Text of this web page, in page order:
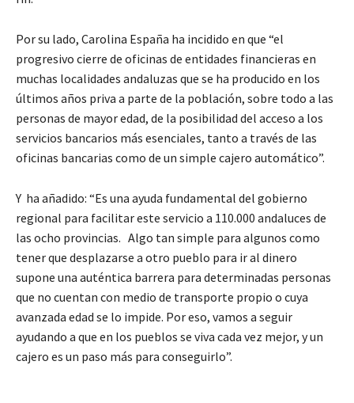
Por su lado, Carolina España ha incidido en que “el
progresivo cierre de oficinas de entidades financieras en
muchas localidades andaluzas que se ha producido en los
últimos años priva a parte de la población, sobre todo a las
personas de mayor edad, de la posibilidad del acceso a los
servicios bancarios más esenciales, tanto a través de las
oficinas bancarias como de un simple cajero automático”.
Y ha añadido: “Es una ayuda fundamental del gobierno
regional para facilitar este servicio a 110.000 andaluces de
las ocho provincias. Algo tan simple para algunos como
tener que desplazarse a otro pueblo para ir al dinero
supone una auténtica barrera para determinadas personas
que no cuentan con medio de transporte propio o cuya
avanzada edad se lo impide. Por eso, vamos a seguir
ayudando a que en los pueblos se viva cada vez mejor, y un
cajero es un paso más para conseguirlo”.